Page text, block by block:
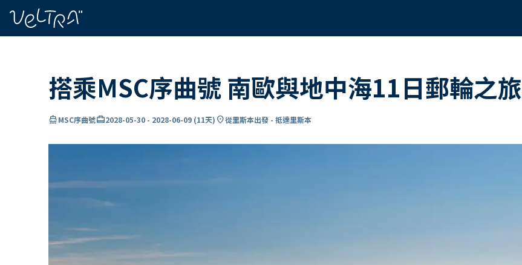
搭乘MSC序曲號 南歐與地中海11日郵輪之旅
directions_boatMSC序曲號card_travel2028-05-30 - 2028-06-09 (11天) location_on從里斯本出發 - 抵達里斯本